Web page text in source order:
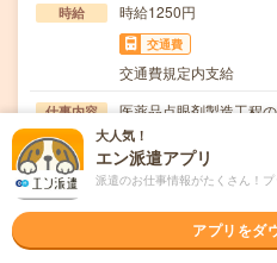
時給 時給1250円
交通費
交通費規定内支給
仕事内容
医薬品点眼剤製造工程
ターラインで流れてく
応募資格
職種未経験OK / ブラン
◆未経験OK！〇まずは
で気軽にオンライン登
職場の雰囲気
大人気！
エン派遣アプリ
派遣のお仕事情報がたくさん！
アプリをダ